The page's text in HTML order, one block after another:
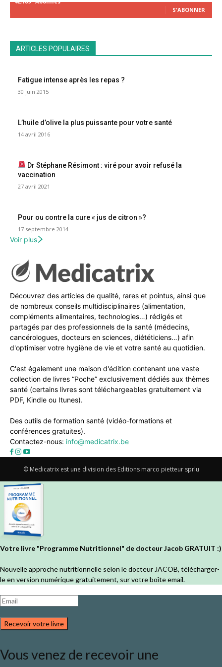
S'ABONNER
ARTICLES POPULAIRES
Fatigue intense après les repas ?
30 juin 2015
L’huile d’olive la plus puissante pour votre santé
14 avril 2016
Dr Stéphane Résimont : viré pour avoir refusé la
vaccination
27 avril 2021
Pour ou contre la cure « jus de citron »?
17 septembre 2014
Voir plus
Découvrez des articles de qualité, rares et pointus, ainsi que
de nombreux conseils multidisciplinaires (alimentation,
compléments alimentaires, technologies…) rédigés et
partagés par des professionnels de la santé (médecins,
cancérologues, docteurs en sciences, diététiciens…) afin
d'optimiser votre hygiène de vie et votre santé au quotidien.
C'est également une maison d'édition contenant une vaste
collection de livres “Poche” exclusivement dédiés aux thèmes
santé (certains livres sont téléchargeables gratuitement via
PDF, Kindle ou Itunes).
Des outils de formation santé (vidéo-formations et
conférences gratuites).
Contactez-nous: info@medicatrix.be
© Medicatrix est une division des Editions marco pietteur sprlu
Votre livre "Programme Nutritionnel" de docteur Jacob GRATUIT :)
Nouvelle approche nutritionnelle selon le docteur JACOB, télécharger-
le en version numérique gratuitement, sur votre boîte email.
Recevoir votre livre
Vous venez de recevoir une